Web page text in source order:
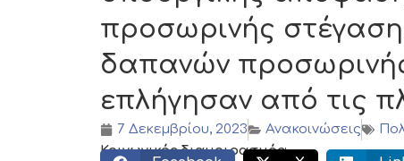
προσωρινής
δαπανών
επλήγησαν από τις
7 Δεκεμβρίου, 2023 Ανακοινώσεις
Κοινωνικός διαμοιρασμός: